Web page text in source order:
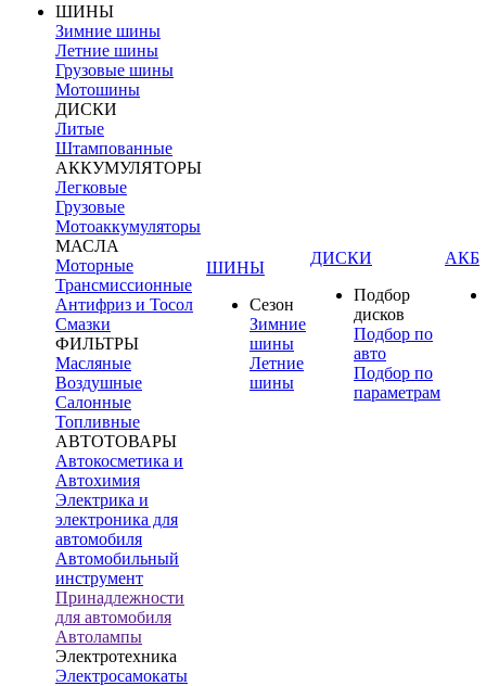
ШИНЫ
Зимние шины
Летние шины
Грузовые шины
Мотошины
ДИСКИ
Литые
Штампованные
АККУМУЛЯТОРЫ
Легковые
Грузовые
Мотоаккумуляторы
МАСЛА
Моторные
Трансмиссионные
Антифриз и Тосол
Смазки
ФИЛЬТРЫ
Масляные
Воздушные
Салонные
Топливные
АВТОТОВАРЫ
Автокосметика и
Автохимия
Электрика и
электроника для
автомобиля
Автомобильный
инструмент
Принадлежности
для автомобиля
Автолампы
Электротехника
Электросамокаты
ШИНЫ
Сезон
Зимние
шины
Летние
шины
ДИСКИ
Подбор
дисков
Подбор по
авто
Подбор по
параметрам
АКБ